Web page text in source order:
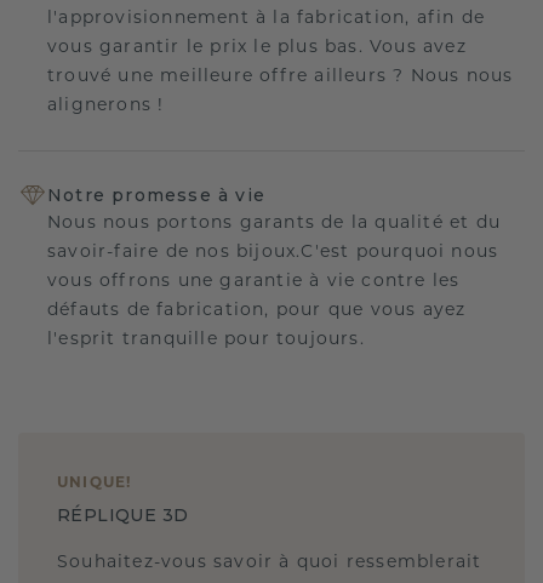
l'approvisionnement à la fabrication, afin de
vous garantir le prix le plus bas. Vous avez
trouvé une meilleure offre ailleurs ? Nous nous
alignerons !
Notre promesse à vie
Nous nous portons garants de la qualité et du
savoir-faire de nos bijoux.C'est pourquoi nous
vous offrons une garantie à vie contre les
défauts de fabrication, pour que vous ayez
l'esprit tranquille pour toujours.
UNIQUE !
RÉPLIQUE 3D
Souhaitez-vous savoir à quoi ressemblerait